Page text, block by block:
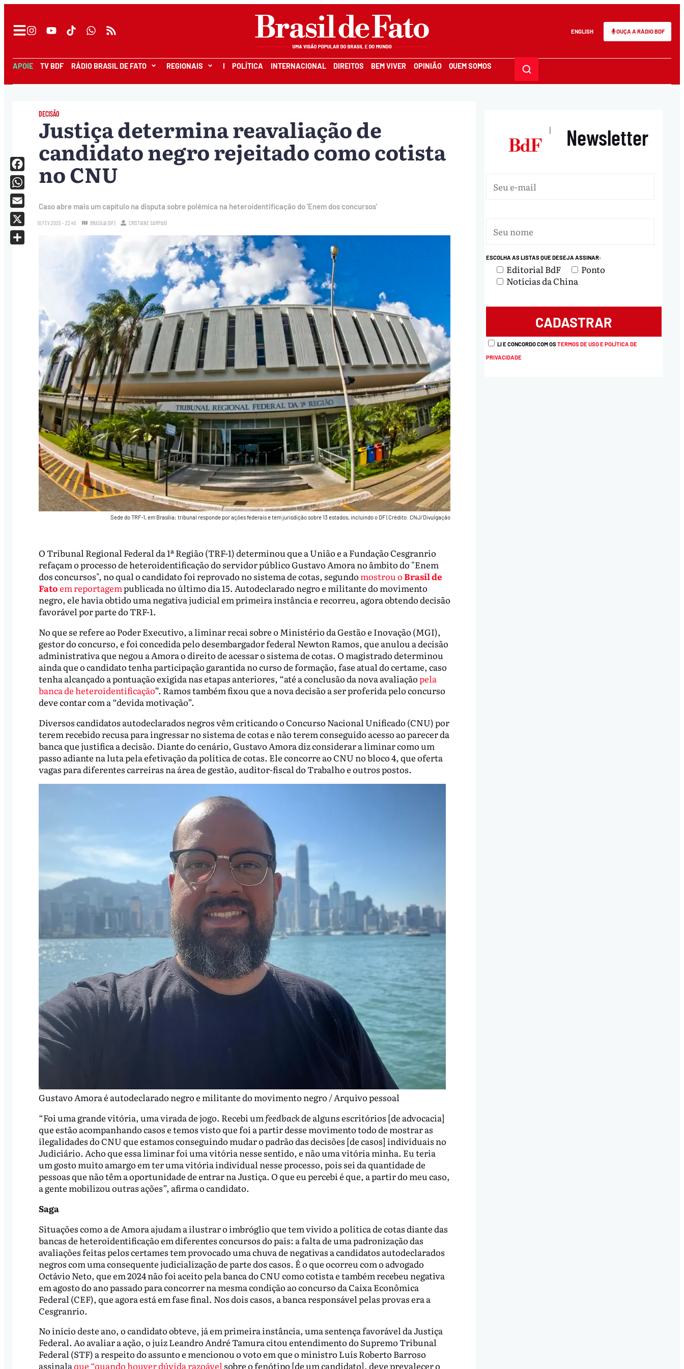
ENGLISH OUÇA A RÁDIO BDF
APOIE TV BDF RÁDIO BRASIL DE FATO REGIONAIS I POLÍTICA INTERNACIONAL DIREITOS BEM VIVER OPINIÃO QUEM SOMOS
DECISÃO
Justiça determina reavaliação de
candidato negro rejeitado como cotista
no CNU
Caso abre mais um capítulo na disputa sobre polêmica na heteroidentificação do 'Enem dos concursos'
10.FEV.2025 - 22:45 BRASÍLIA (DF) CRISTIANE SAMPAIO
Sede do TRF-1, em Brasília; tribunal responde por ações federais e tem jurisdição sobre 13 estados, incluindo o DF|Crédito: CNJ/Divulgação
O Tribunal Regional Federal da 1ª Região (TRF-1) determinou que a União e a Fundação Cesgranrio
refaçam o processo de heteroidentificação do servidor público Gustavo Amora no âmbito do "Enem
dos concursos", no qual o candidato foi reprovado no sistema de cotas, segundo mostrou oBrasil de
Fatoem reportagempublicada no último dia 15. Autodeclarado negro e militante do movimento
negro, ele havia obtido uma negativa judicial em primeira instância e recorreu, agora obtendo decisão
favorável por parte do TRF-1.
No que se refere ao Poder Executivo, a liminar recai sobre o Ministério da Gestão e Inovação (MGI),
gestor do concurso, e foi concedida pelo desembargador federal Newton Ramos, que anulou a decisão
administrativa que negou a Amora o direito de acessar o sistema de cotas. O magistrado determinou
ainda que o candidato tenha participação garantida no curso de formação, fase atual do certame, caso
tenha alcançado a pontuação exigida nas etapas anteriores, “até a conclusão da nova avaliaçãopela
banca de heteroidentificação”. Ramos também fixou que a nova decisão a ser proferida pelo concurso
deve contar com a “devida motivação”.
Diversos candidatos autodeclarados negros vêm criticando o Concurso Nacional Unificado (CNU) por
terem recebido recusa para ingressar no sistema de cotas e não terem conseguido acesso ao parecer da
banca que justifica a decisão. Diante do cenário, Gustavo Amora diz considerar a liminar como um
passo adiante na luta pela efetivação da política de cotas. Ele concorre ao CNU no bloco 4, que oferta
vagas para diferentes carreiras na área de gestão, auditor-fiscal do Trabalho e outros postos.
Gustavo Amora é autodeclarado negro e militante do movimento negro / Arquivo pessoal
“Foi uma grande vitória, uma virada de jogo. Recebi umfeedbackde alguns escritórios [de advocacia]
que estão acompanhando casos e temos visto que foi a partir desse movimento todo de mostrar as
ilegalidades do CNU que estamos conseguindo mudar o padrão das decisões [de casos] individuais no
Judiciário. Acho que essa liminar foi uma vitória nesse sentido, e não uma vitória minha. Eu teria
um gosto muito amargo em ter uma vitória individual nesse processo, pois sei da quantidade de
pessoas que não têm a oportunidade de entrar na Justiça. O que eu percebi é que, a partir do meu caso,
a gente mobilizou outras ações”, afirma o candidato.
Saga
Situações como a de Amora ajudam a ilustrar o imbróglio que tem vivido a política de cotas diante das
bancas de heteroidentificação em diferentes concursos do país: a falta de uma padronização das
avaliações feitas pelos certames tem provocado uma chuva de negativas a candidatos autodeclarados
negros com uma consequente judicialização de parte dos casos. É o que ocorreu com o advogado
Octávio Neto, que em 2024 não foi aceito pela banca do CNU como cotista e também recebeu negativa
em agosto do ano passado para concorrer na mesma condição ao concurso da Caixa Econômica
Federal (CEF), que agora está em fase final. Nos dois casos, a banca responsável pelas provas era a
Cesgranrio.
No início deste ano, o candidato obteve, já em primeira instância, uma sentença favorável da Justiça
Federal. Ao avaliar a ação, o juiz Leandro André Tamura citou entendimento do Supremo Tribunal
Federal (STF) a respeito do assunto e mencionou o voto em que o ministro Luís Roberto Barroso
assinalaque “quando houver dúvida razoável sobre o fenótipo [de um candidato], deve prevalecer o
Facebook
WhatsApp
Email
X
| Newsletter
ESCOLHA AS LISTAS QUE DESEJA ASSINAR:
Editorial BdF
Ponto
Notícias da China
LI E CONCORDO COM OSTERMOS DE USO E POLÍTICA DE
PRIVACIDADE